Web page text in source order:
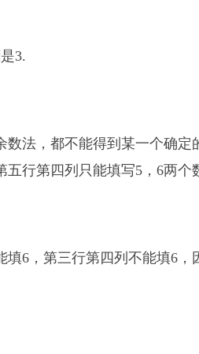
3.
法，都不能得到某一个确定
行第四列只能填写5，6两个
6，第三行第四列不能填6，